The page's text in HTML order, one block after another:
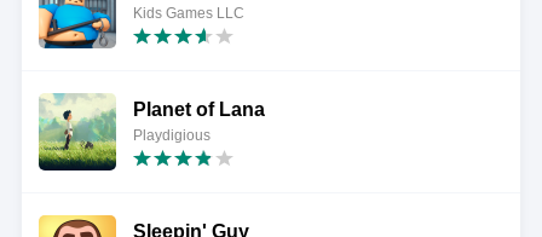
Kids Games LLC
Planet of Lana
Playdigious
Sleepin' Guy